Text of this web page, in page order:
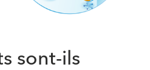
sont-ils